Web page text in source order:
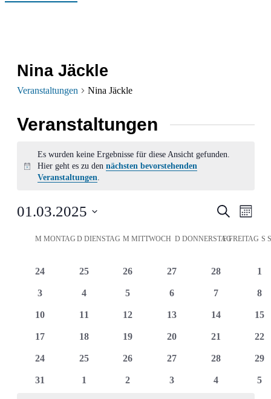
Nina Jäckle
Veranstaltungen Nina Jäckle
Veranstaltungen
Hinweis
Es wurden keine Ergebnisse für diese Ansicht gefunden.
Hier geht es zu dennächsten bevorstehenden
Veranstaltungen.
Suche
SucheMonat
01.03.2025
wählen.
Kalender
von
Veranstaltungen
MMONTAG DDIENSTAG M MITTWOCH D DONNERSTAG
FFREITAG S
0
24
0
25
0
26
0
27
0
28
0
1
0
3
0
4
0
5
0
6
0
7
0
8
0
10
0
11
0
12
0
13
0
14
0
15
0
17
0
18
0
19
0
20
0
21
0
22
0
24
0
25
0
26
0
27
0
28
0
29
0
31
0
1
0
2
0
3
0
4
0
5